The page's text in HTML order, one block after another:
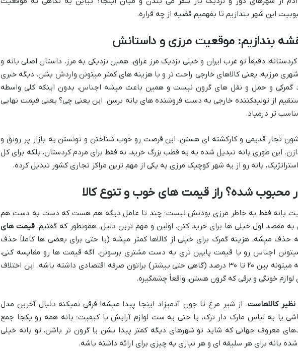
این شهر بندازیم تا بفهمیم قضیه از چه قراره.
بندازیم: موقعیت مرزی و داستانش
دقیقاً تو غرب ایران و خیلی نزدیک مرز عراق. همین نزدیکی به مرز، داستان اصلی بانه و
شهری مرزیه، یعنی کالاهای خارجی راحت تر و با هزینه های کمتر میتونن واردش بشن. دیگه خبری
گمرکی و حمل و نقل های گرون نیست و همین باعث میشه اجناس، بدون اینکه کلی واسطه
از تولیدکننده خارجی به دست فروشنده های بانه برسن. این یعنی چی؟ یعنی قیمت نهایی
تر درمیاد.
تجار قدیمی و کارکشته ای هستن، این فرصت رو خوب شناختن و تونستن یه بازار پر رونق و
این طوری بانه تبدیل شده به یه قطب بزرگ خرید، نه فقط برای مردم کردستان، بلکه برای کل
بانه رو از یه شهر کوچیک مرزی به یکی از مهم ترین مراکز تجاری کشور تبدیل کرده.
محبوب شده؟ راز قیمت های خوب و تنوع کالا
بانه فقط به خاطر مرزی بودنش نیست؛ چند تا عامل دیگه هم هست که دست به دست هم
به مقصد اول خیلی ها برای خرید کنن. اولین و مهم ترین دلیل، همونطور که گفتیم، قیمت های
حذف میشه، هزینه گمرک برای خیلی از کالاها کمتر میشه (یا حتی برای بعضی ها کاملاً حذف
اجناس رو با قیمت پایین تری به دست مشتری برسونن. اگه قیمت ها رو مقایسه کنی،
میبینی که خرید از بانه میتونه بین ۲۰ تا ۳۰ درصد (گاهی حتی بیشتر) براتون صرفه اقتصادی داشته باشه. این اختلاف
خونگی و برقی که گرون هستن، واقعاً چشمگیره.
کالاهاست. از شیر مرغ تا جون آدمیزاد اینجا پیدا میشه! فرقی نمیکنه دنبال آخرین مدل
یا یه لباس مارک دار ترک، یا حتی یه ست لوازم آرایش با کیفیت؛ بانه همه رو یکجا جمع
معروف جهانی که شاید تو شهرهای دیگه کمتر پیدا بشن یا گرون تر باشن، تو بانه خیلی
بانه برای هر سلیقه ای و هر نیازی یه چیزی برای ارائه داشته باشه.